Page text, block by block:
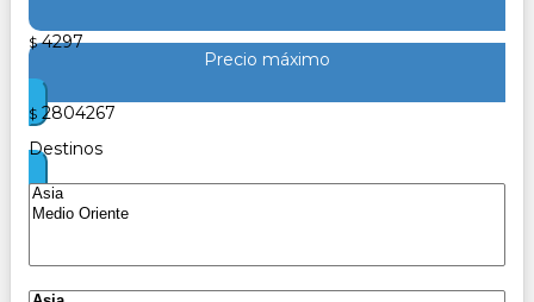
$ 4297
Precio máximo
$ 2804267
Destinos